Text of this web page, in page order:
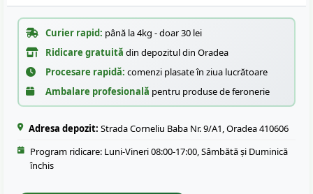
Curier rapid: până la 4kg - doar 30 lei
Ridicare gratuită din depozitul din Oradea
Procesare rapidă: comenzi plasate în ziua lucrătoare
Ambalare profesională pentru produse de feronerie
Adresa depozit: Strada Corneliu Baba Nr. 9/A1, Oradea 410606
Program ridicare: Luni-Vineri 08:00-17:00, Sâmbătă și Duminică
închis